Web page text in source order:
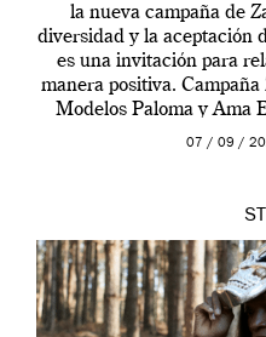
la nueva campaña de
diversidad y la aceptación
es una invitación para
manera positiva. Campaña
Modelos Paloma y Ama
outfit, cada07 / 09 /